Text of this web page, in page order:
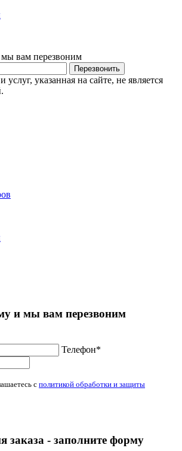
вам перезвоним
Перезвонить
услуг, указанная на сайте, не является
и мы вам перезвоним
Телефон*
сполитикой обработки и защиты
заказа - заполните форму